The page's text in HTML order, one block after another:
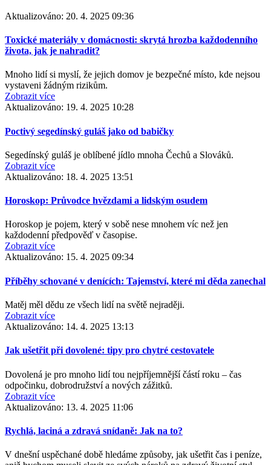
Aktualizováno: 20. 4. 2025 09:36
Toxické materiály v domácnosti: skrytá hrozba každodenního
života, jak je nahradit?
Mnoho lidí si myslí, že jejich domov je bezpečné místo, kde nejsou
vystaveni žádným rizikům.
Zobrazit více
Aktualizováno: 19. 4. 2025 10:28
Poctivý segedínský guláš jako od babičky
Segedínský guláš je oblíbené jídlo mnoha Čechů a Slováků.
Zobrazit více
Aktualizováno: 18. 4. 2025 13:51
Horoskop: Průvodce hvězdami a lidským osudem
Horoskop je pojem, který v sobě nese mnohem víc než jen
každodenní předpověď v časopise.
Zobrazit více
Aktualizováno: 15. 4. 2025 09:34
Příběhy schované v denících: Tajemství, které mi děda zanechal
Matěj měl dědu ze všech lidí na světě nejraději.
Zobrazit více
Aktualizováno: 14. 4. 2025 13:13
Jak ušetřit při dovolené: tipy pro chytré cestovatele
Dovolená je pro mnoho lidí tou nejpříjemnější částí roku – čas
odpočinku, dobrodružství a nových zážitků.
Zobrazit více
Aktualizováno: 13. 4. 2025 11:06
Rychlá, laciná a zdravá snídaně: Jak na to?
V dnešní uspěchané době hledáme způsoby, jak ušetřit čas i peníze,